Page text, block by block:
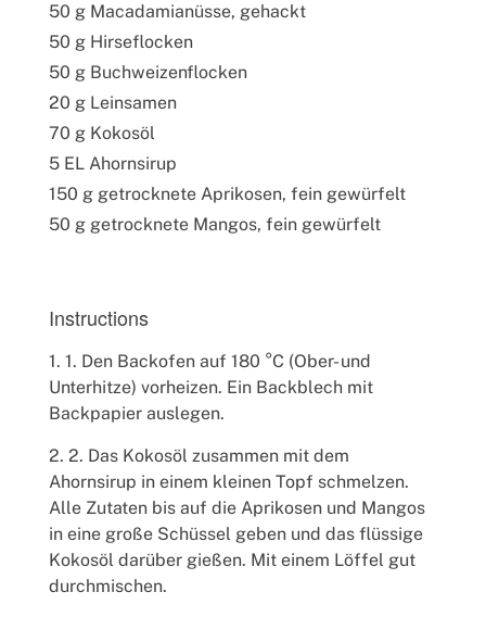
50 g Macadamianüsse, gehackt
50 g Hirseflocken
50 g Buchweizenflocken
20 g Leinsamen
70 g Kokosöl
5 EL Ahornsirup
150 g getrocknete Aprikosen, fein gewürfelt
50 g getrocknete Mangos, fein gewürfelt
Instructions
1. Den Backofen auf 180 °C (Ober- und
Unterhitze) vorheizen. Ein Backblech mit
Backpapier auslegen.
2. Das Kokosöl zusammen mit dem
Ahornsirup in einem kleinen Topf schmelzen.
Alle Zutaten bis auf die Aprikosen und Mangos
in eine große Schüssel geben und das flüssige
Kokosöl darüber gießen. Mit einem Löffel gut
durchmischen.